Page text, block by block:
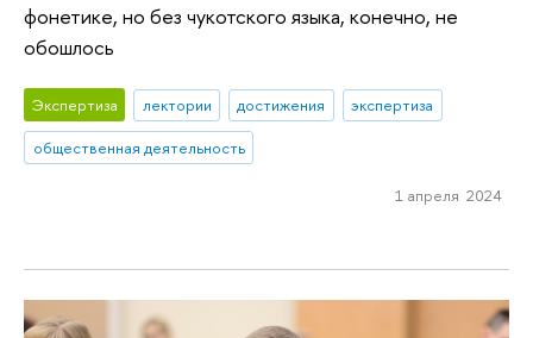
фонетике, но без чукотского языка, конечно, не
обошлось
Экспертиза лектории достижения
экспертиза
общественная деятельность
1 апреля 2024